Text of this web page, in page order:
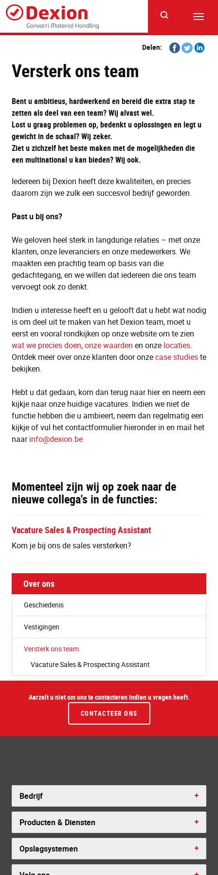
Skip
main
content
Delen:
Share
on
Share
on
Share
Versterk ons team
Bent u ambitieus, hardwerkend en bereid die extra stap te
zetten als deel van een team? Wij alvast wel.
Lost u graag problemen op, bedenkt u oplossingen en legt u
gewicht in de schaal? Wij zeker.
Ziet u zichzelf het beste maken met de mogelijkheden die
een multinational u kan bieden? Wij ook.
Iedereen bij Dexion heeft deze kwaliteiten, en precies
daarom zijn we zulk een succesvol bedrijf geworden.
Past u bij ons?
We geloven heel sterk in langdurige relaties – met onze
klanten, onze leveranciers en onze medewerkers. We
maakten een prachtig team op basis van die
gedachtegang, en we willen dat iedereen die ons team
vervoegt ook zo denkt.
Indien u interesse heeft en u gelooft dat u hebt wat nodig
is om deel uit te maken van het Dexion team, moet u
eerst en vooral rondkijken op onze website om te zien
wat we precies doen,onze waarden en onze locaties.
Ontdek meer over onze klanten door onzecase studieste
bekijken.
Hebt u dat gedaan, kom dan terug naar hier en neem een
kijkje naar onze huidige vacatures. Indien we niet de
functie hebben die u ambieert, neem dan regelmatig een
kijkje of vul het contactformulier hieronder in en mail het
naarinfo@dexion.be
Momenteel zijn wij op zoek naar de
nieuwe collega's in de functies:
Vacature Sales & Prospecting Assistant
Kom je bij ons de sales versterken?
Over ons
Geschiedenis
Vestigingen
Versterk ons team
Vacature Sales & Prospecting Assistant
Aarzelt u niet om ons te contacteren indien u vragen heeft.
CONTACTEER ONS
Bedrijf
Producten & Diensten
Opslagsystemen